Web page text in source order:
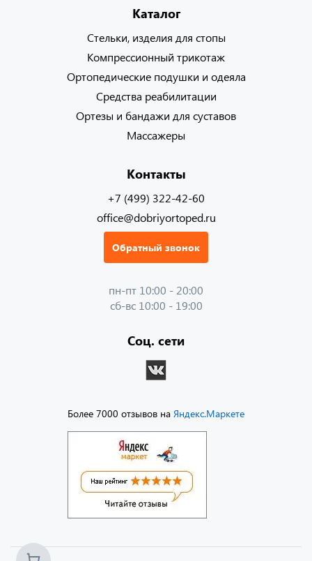
Более 7000 отзывов на Яндекс.Маркете
Каталог
Стельки, изделия для стопы
Компрессионный трикотаж
Ортопедические подушки и одеяла
Средства реабилитации
Ортезы и бандажи для суставов
Массажеры
Контакты
+7 (499) 322-42-60
office@dobriyortoped.ru
Обратный звонок
пн-пт 10:00 - 20:00
сб-вс 10:00 - 19:00
Соц. сети